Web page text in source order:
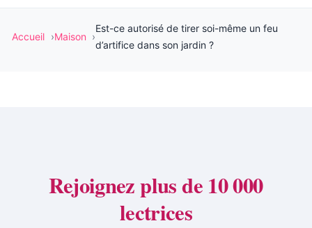
Accueil Maison
Est-ce autorisé de tirer soi-même un feu
d’artifice dans son jardin ?
Rejoignez plus de 10 000
lectrices